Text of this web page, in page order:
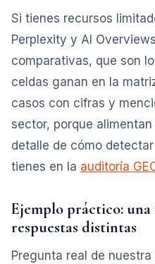
Si tienes recursos
Perplexity y AI
comparativas, que son
celdas ganan en la
casos con cifras y
sector, porque alimentan
detalle de cómo
tienes en la auditoría
Ejemplo práctico:
respuestas distintas
Pregunta real de